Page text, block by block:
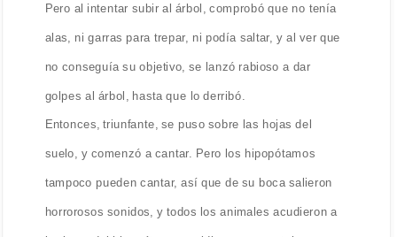
Pero al intentar subir al árbol, comprobó que no tenía
alas, ni garras para trepar, ni podía saltar, y al ver que
no conseguía su objetivo, se lanzó rabioso a dar
golpes al árbol, hasta que lo derribó.
Entonces, triunfante, se puso sobre las hojas del
suelo, y comenzó a cantar. Pero los hipopótamos
tampoco pueden cantar, así que de su boca salieron
horrorosos sonidos, y todos los animales acudieron a